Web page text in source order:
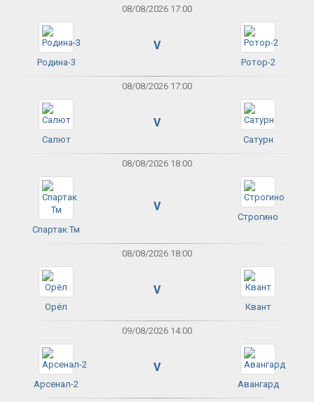
08/08/2026 17:00
Родина-3
V
Ротор-2
08/08/2026 17:00
Салют
V
Сатурн
08/08/2026 18:00
Спартак Тм
V
Строгино
08/08/2026 18:00
Орёл
V
Квант
09/08/2026 14:00
Арсенал-2
V
Авангард